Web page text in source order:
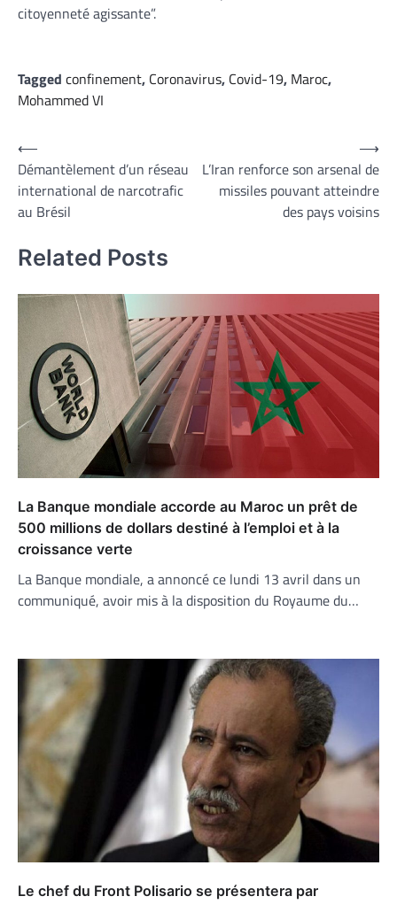
citoyenneté agissante”.
Tagged confinement, Coronavirus, Covid-19, Maroc,
Mohammed VI
Navigation
de
l’article
⟵
Démantèlement d’un réseau
international de narcotrafic
au Brésil
L’Iran renforce son arsenal de
missiles pouvant atteindre
des pays voisins
⟶
Related Posts
La Banque mondiale accorde au Maroc un prêt de
500 millions de dollars destiné à l’emploi et à la
croissance verte
La Banque mondiale, a annoncé ce lundi 13 avril dans un
communiqué, avoir mis à la disposition du Royaume du…
Le chef du Front Polisario se présentera par